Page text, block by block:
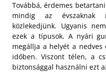
Továbbá, érdemes
mindig az évszaknak
közlekedjünk. Ugyanis
ezek a típusok. A nyári
megállja a helyét a
időben. Viszont télen, a
biztonsággal használni ezt